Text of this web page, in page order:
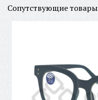
Сопутствующие товары